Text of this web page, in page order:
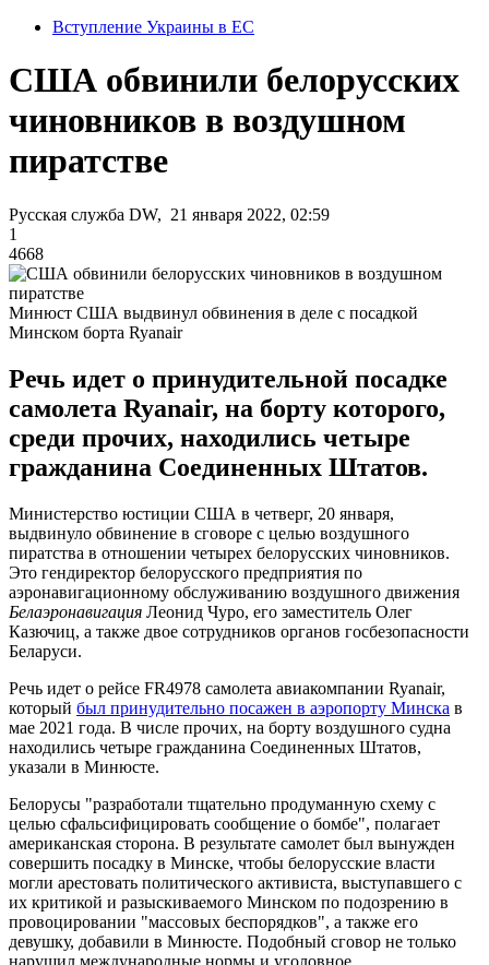
Вступление Украины в ЕС
США обвинили белорусских
чиновников в воздушном
пиратстве
Русская служба DW, 21 января 2022, 02:59
1
4668
Минюст США выдвинул обвинения в деле с посадкой
Минском борта Ryanair
Речь идет о принудительной посадке
самолета Ryanair, на борту которого,
среди прочих, находились четыре
гражданина Соединенных Штатов.
Министерство юстиции США в четверг, 20 января,
выдвинуло обвинение в сговоре с целью воздушного
пиратства в отношении четырех белорусских чиновников.
Это гендиректор белорусского предприятия по
аэронавигационному обслуживанию воздушного движения
Белаэронавигация Леонид Чуро, его заместитель Олег
Казючиц, а также двое сотрудников органов госбезопасности
Беларуси.
Речь идет о рейсе FR4978 самолета авиакомпании Ryanair,
который был принудительно посажен в аэропорту Минска в
мае 2021 года. В числе прочих, на борту воздушного судна
находились четыре гражданина Соединенных Штатов,
указали в Минюсте.
Белорусы "разработали тщательно продуманную схему с
целью сфальсифицировать сообщение о бомбе", полагает
американская сторона. В результате самолет был вынужден
совершить посадку в Минске, чтобы белорусские власти
могли арестовать политического активиста, выступавшего с
их критикой и разыскиваемого Минском по подозрению в
провоцировании "массовых беспорядков", а также его
девушку, добавили в Минюсте. Подобный сговор не только
нарушил международные нормы и уголовное